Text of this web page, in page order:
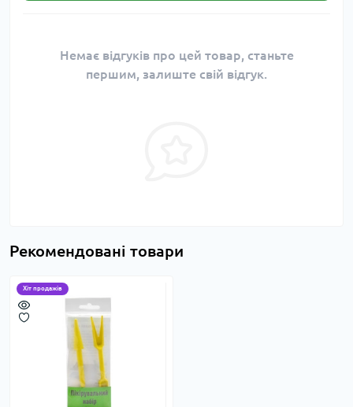
Немає відгуків про цей товар, станьте
першим, залиште свій відгук.
Рекомендовані товари
Хіт продажів